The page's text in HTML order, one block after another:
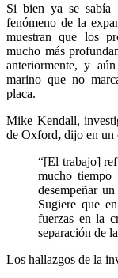
Si bien ya se sabía
fenómeno de la
muestran que los
mucho más
anteriormente, y
marino que no
placa.
Mike Kendall,
de Oxford, dijo en un
“[El trabajo]
mucho tiempo
desempeñar
Sugiere que
fuerzas en la
separación de
Los hallazgos de la